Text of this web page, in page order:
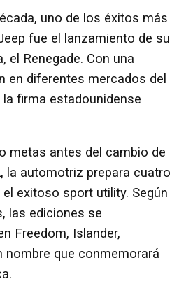
uno de los éxitos más
fue el lanzamiento de su
el Renegade. Con una
en diferentes mercados del
firma estadounidense
metas antes del cambio de
la automotriz prepara cuatro
exitoso sport utility. Según
las ediciones se
Freedom, Islander,
nombre que conmemorará